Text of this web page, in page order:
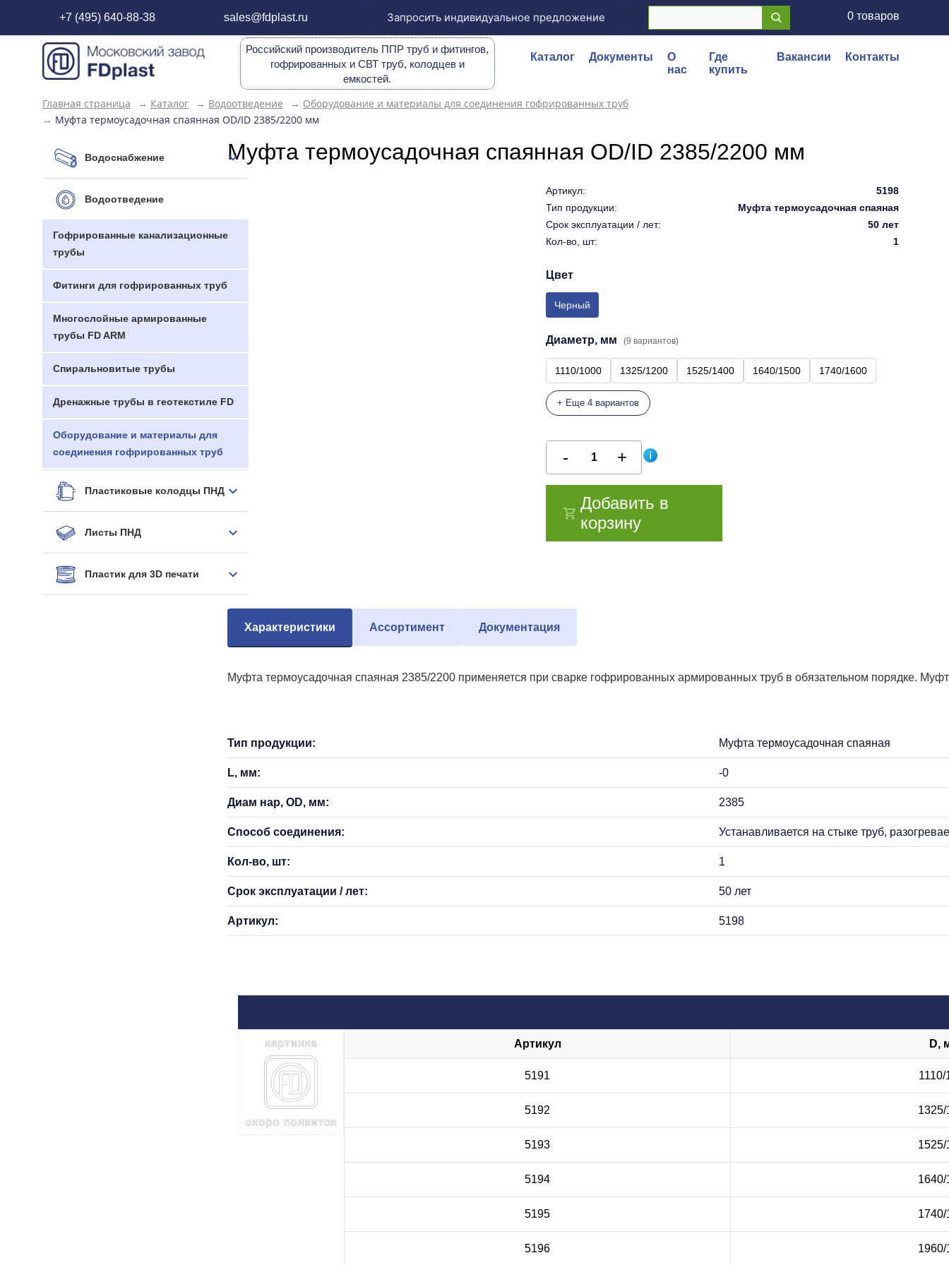
+7 (495) 640-88-38 sales@fdplast.ru Запросить индивидуальное предложение 0 товаров
Российский производитель ППР труб и фитингов,
гофрированных и СВТ труб, колодцев и
емкостей.
Каталог Документы
О
нас
Где
купить
Вакансии Контакты
Главная страница → Каталог → Водоотведение → Оборудование и материалы для соединения гофрированных труб
→ Муфта термоусадочная спаянная OD/ID 2385/2200 мм
Водоснабжение
Водоотведение
Гофрированные канализационные
трубы
Фитинги для гофрированных труб
Многослойные армированные
трубы FD ARM
Спиральновитые трубы
Дренажные трубы в геотекстиле FD
Оборудование и материалы для
соединения гофрированных труб
Пластиковые колодцы ПНД
Листы ПНД
Пластик для 3D печати
Муфта термоусадочная спаянная OD/ID 2385/2200 мм
Артикул:
5198
Тип продукции:
Муфта термоусадочная спаяная
Срок эксплуатации / лет:
50 лет
Кол-во, шт:
1
Цвет
Черный
Диаметр, мм (9 вариантов)
1110/1000 1325/1200 1525/1400 1640/1500 1740/1600
+ Еще 4 вариантов
Добавить в
корзину
Характеристики Ассортимент Документация
Муфта термоусадочная спаяная 2385/2200 применяется при сварке гофрированных армированных труб в обязательном порядке.
Тип продукции: Муфта термоусадочная спаяная
L, мм: -0
Диам нар, OD, мм: 2385
Способ соединения: Устанавливается на стыке труб,
Кол-во, шт: 1
Срок эксплуатации / лет: 50 лет
Артикул: 5198
Артикул D,
5191 1110/
5192 1325/
5193 1525/
5194 1640/
5195 1740/
5196 1960/